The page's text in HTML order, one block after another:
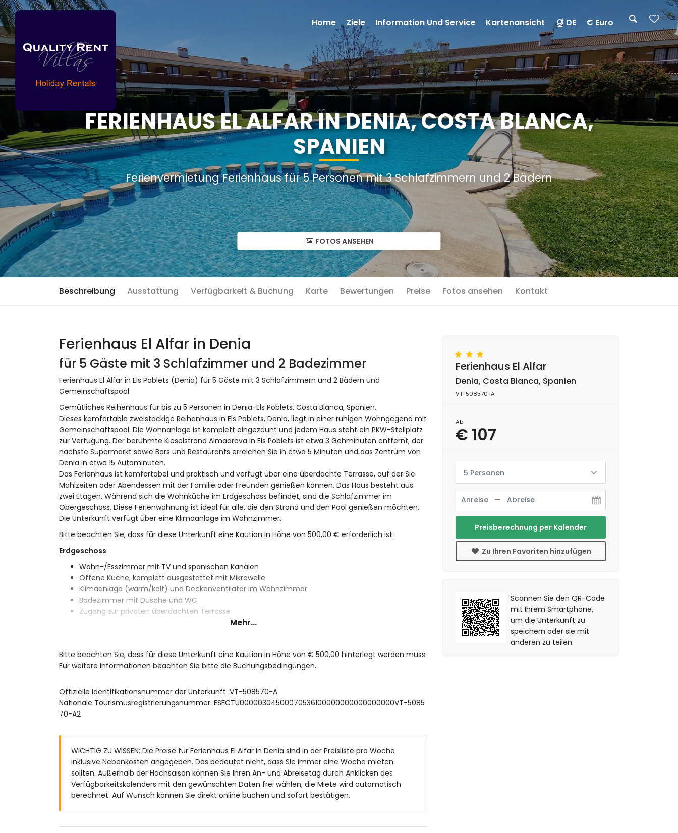
FERIENHAUS EL ALFAR IN DENIA, COSTA BLANCA,
SPANIEN
Ferienvermietung Ferienhaus für 5 Personen mit 3 Schlafzimmern und 2 Bädern
FOTOS ANSEHEN
Beschreibung Ausstattung Verfügbarkeit & Buchung Karte Bewertungen Preise Fotos ansehen Kontakt
Ferienhaus El Alfar in Denia
für 5 Gäste mit 3 Schlafzimmer und 2 Badezimmer
Ferienhaus El Alfar in Els Poblets (Denia) für 5 Gäste mit 3 Schlafzimmern und 2 Bädern und
Gemeinschaftspool
Gemütliches Reihenhaus für bis zu 5 Personen in Denia-Els Poblets, Costa Blanca, Spanien.
Dieses komfortable zweistöckige Reihenhaus in Els Poblets, Denia, liegt in einer ruhigen Wohngegend mit
Gemeinschaftspool. Die Wohnanlage ist komplett eingezäunt und jedem Haus steht ein PKW-Stellplatz
zur Verfügung. Der berühmte Kieselstrand Almadrava in Els Poblets ist etwa 3 Gehminuten entfernt, der
nächste Supermarkt sowie Bars und Restaurants erreichen Sie in etwa 5 Minuten und das Zentrum von
Denia in etwa 15 Autominuten.
Das Ferienhaus ist komfortabel und praktisch und verfügt über eine überdachte Terrasse, auf der Sie
Mahlzeiten oder Abendessen mit der Familie oder Freunden genießen können. Das Haus besteht aus
zwei Etagen. Während sich die Wohnküche im Erdgeschoss befindet, sind die Schlafzimmer im
Obergeschoss. Diese Ferienwohnung ist ideal für alle, die den Strand und den Pool genießen möchten.
Die Unterkunft verfügt über eine Klimaanlage im Wohnzimmer.
Bitte beachten Sie, dass für diese Unterkunft eine Kaution in Höhe von 500,00 € erforderlich ist.
Erdgeschoss:
Wohn-/Esszimmer mit TV und spanischen Kanälen
Offene Küche, komplett ausgestattet mit Mikrowelle
Klimaanlage (warm/kalt) und Deckenventilator im Wohnzimmer
Badezimmer mit Dusche und WC
Zugang zur privaten überdachten Terrasse
Schlafzimmer mit Doppelbett und Deckenventilator mit Zugang zur Terrasse
Schlafzimmer mit 1 Einzelbett und Standventilator
Aussenbereich:
Private überdachte Terrasse mit Esstisch und 6 Stühlen
Gemeinschaftsgarten
Nicht überdachter Parkplatz
Mehr Infos
Nächste Stadt: Els Poblets (weniger als 1000 Meter vom Haus entfernt)
Nächster Strand: Almadrava (weniger als 200 Meter vom Haus entfernt)
Nächster Flughafen: Valencia (innerhalb von 100 Kilometern des Hauses)
Zweitnächster Flughafen: Alicante (> 100 Kilometer vom Haus entfernt)
Mehr...
Bitte beachten Sie, dass für diese Unterkunft eine Kaution in Höhe von € 500,00 hinterlegt werden muss.
Für weitere Informationen beachten Sie bitte die Buchungsbedingungen.
Offizielle Identifikationsnummer der Unterkunft: VT-508570-A
Nationale Tourismusregistrierungsnummer: ESFCTU00000304500070536100000000000000000VT-5085
70-A2
WICHTIG ZU WISSEN: Die Preise für Ferienhaus El Alfar in Denia sind in der Preisliste pro Woche
inklusive Nebenkosten angegeben. Das bedeutet nicht, dass Sie immer eine Woche mieten
sollten. Außerhalb der Hochsaison können Sie Ihren An- und Abreisetag durch Anklicken des
Verfügbarkeitskalenders mit den gewünschten Daten frei wählen, die Miete wird automatisch
berechnet. Auf Wunsch können Sie direkt online buchen und sofort bestätigen.
Ferienhaus El Alfar
Denia, Costa Blanca, Spanien
VT-508570-A
Ab
€ 107
5 Personen
Preisberechnung per Kalender
Zu Ihren Favoriten hinzufügen
Scannen Sie den QR-Code
mit Ihrem Smartphone,
um die Unterkunft zu
speichern oder sie mit
anderen zu teilen.
Home Ziele Information Und Service Kartenansicht DE € Euro